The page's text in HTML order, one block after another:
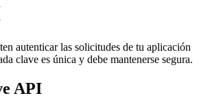
autenticar las solicitudes de tu aplicación
clave es única y debe mantenerse segura.
API